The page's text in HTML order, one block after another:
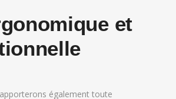
et
également toute